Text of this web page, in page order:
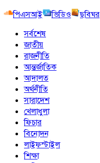
পিএসআই
ভিডিও
ছবিঘর
সর্বশেষ
জাতীয়
রাজনীতি
আন্তর্জাতিক
আদালত
অর্থনীতি
সারাদেশ
খেলাধুলা
ফিচার
বিনোদন
লাইফস্টাইল
শিক্ষা